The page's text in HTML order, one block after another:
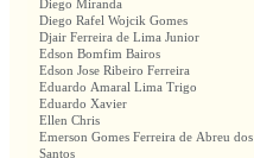
Diego Miranda
Diego Rafel Wojcik Gomes
Djair Ferreira de Lima Junior
Edson Bomfim Bairos
Edson Jose Ribeiro Ferreira
Eduardo Amaral Lima Trigo
Eduardo Xavier
Ellen Chris
Emerson Gomes Ferreira de Abreu dos
Santos